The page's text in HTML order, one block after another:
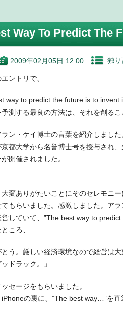
Way To Predict The
2009年02月05日 12:00 独り
ントリで、
way to predict the future is to invent
予測する最良の方法は、それを創るこ
ラン・ケイ博士の言葉を紹介しました
都大学から名誉博士号を授与され
開催されました。
変ありがたいことにそのセレモニ
もらいました。感激しました。ア
していて、”The best way to
ころ、
とう。厳しい経済環境なので経営は
ドラック。」
セージをもらいました。
iPhoneの裏に、”The best way…”を